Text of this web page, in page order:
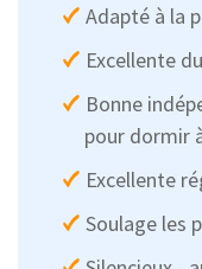
Adapté à la
Excellente
Bonne
pour dormir
Excellente
Soulage les